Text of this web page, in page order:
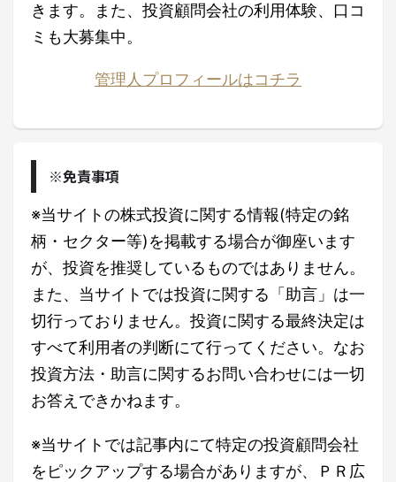
きます。また、投資顧問会社の利用体験、口コ
ミも大募集中。
管理人プロフィールはコチラ
※免責事項
※当サイトの株式投資に関する情報(特定の銘
柄・セクター等)を掲載する場合が御座います
が、投資を推奨しているものではありません。
また、当サイトでは投資に関する「助言」は一
切行っておりません。投資に関する最終決定は
すべて利用者の判断にて行ってください。なお
投資方法・助言に関するお問い合わせには一切
お答えできかねます。
※当サイトでは記事内にて特定の投資顧問会社
をピックアップする場合がありますが、ＰＲ広